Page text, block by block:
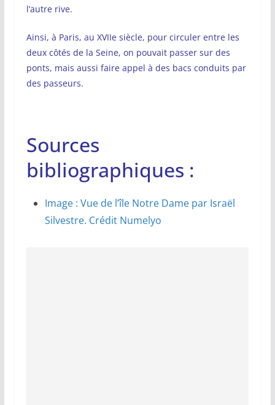
l’autre rive.
Ainsi, à Paris, au XVIIe siècle, pour circuler entre les
deux côtés de la Seine, on pouvait passer sur des
ponts, mais aussi faire appel à des bacs conduits par
des passeurs.
Sources
bibliographiques :
Image : Vue de l’île Notre Dame par Israël
Silvestre. Crédit Numelyo